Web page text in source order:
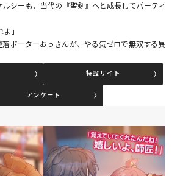
シーも、当代の『聖剣』へと成長してパーティ
」
ポーターおっさんが、やる気ゼロで無双する異
特設サイト
アンケート